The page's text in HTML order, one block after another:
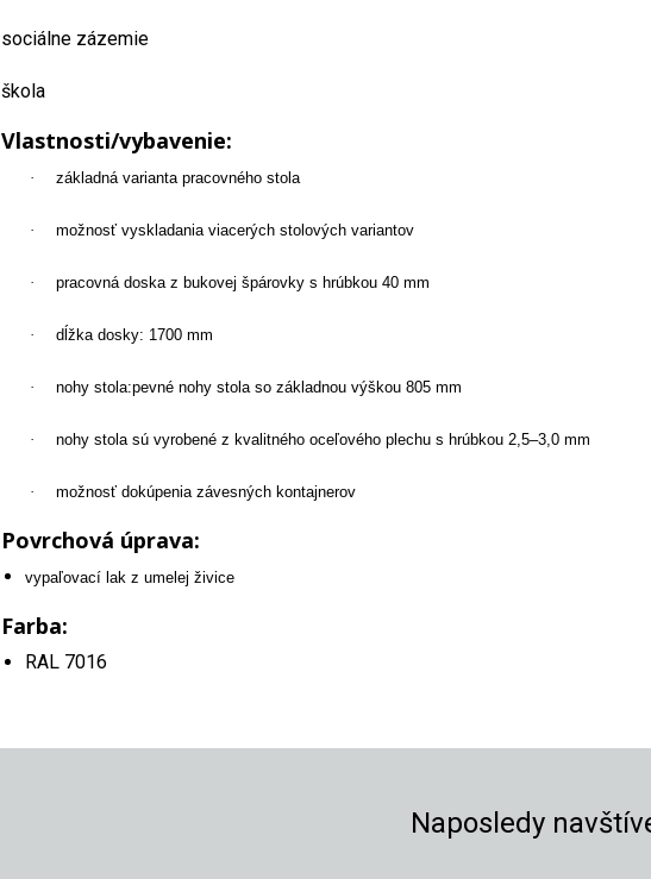
sociálne zázemie
škola
Vlastnosti/vybavenie:
· základná varianta pracovného stola
· možnosť vyskladania viacerých stolových variantov
· pracovná doska z bukovej špárovky s hrúbkou 40 mm
· dĺžka dosky: 1700 mm
· nohy stola:pevné nohy stola so základnou výškou 805 mm
· nohy stola sú vyrobené z kvalitného oceľového plechu s hrúbkou 2,5–3,0 mm
· možnosť dokúpenia závesných kontajnerov
Povrchová úprava:
vypaľovací lak z umelej živice
Farba:
RAL 7016
Naposledy